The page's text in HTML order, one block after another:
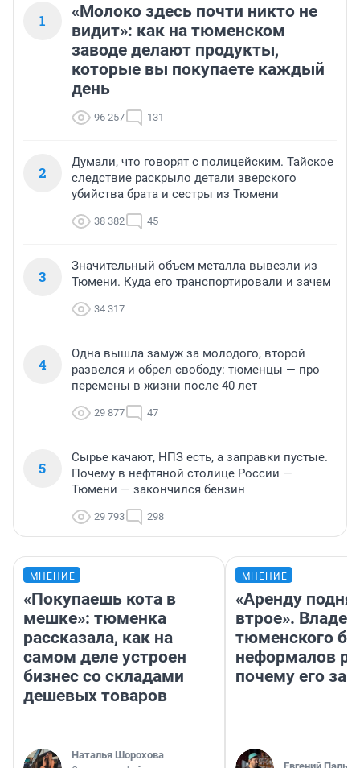
1
«Молоко здесь почти никто не
видит»: как на тюменском
заводе делают продукты,
которые вы покупаете каждый
день
96 257 131
2
Думали, что говорят с полицейским. Тайское
следствие раскрыло детали зверского
убийства брата и сестры из Тюмени
38 382 45
3
Значительный объем металла вывезли из
Тюмени. Куда его транспортировали и зачем
34 317
4
Одна вышла замуж за молодого, второй
развелся и обрел свободу: тюменцы — про
перемены в жизни после 40 лет
29 877 47
5
Сырье качают, НПЗ есть, а заправки пустые.
Почему в нефтяной столице России —
Тюмени — закончился бензин
29 793 298
МНЕНИЕ
«Покупаешь кота в
мешке»: тюменка
рассказала, как на
самом деле устроен
бизнес со складами
дешевых товаров
Наталья Шорохова
МНЕНИЕ
«Аренду
втрое».
тюменского
неформалов
почему его